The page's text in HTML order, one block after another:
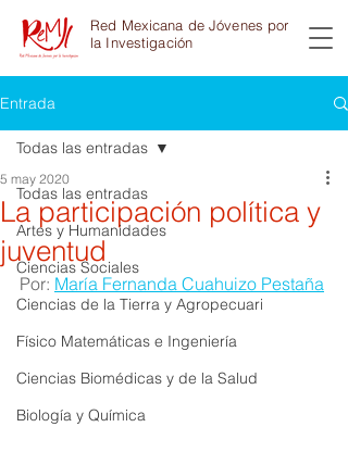
Red Mexicana de Jóvenes por
la Investigación
Entrada
Todas las entradas
Artes y Humanidades
Ciencias Sociales
Ciencias de la Tierra y Agropecuari
Físico Matemáticas e Ingeniería
Ciencias Biomédicas y de la Salud
Biología y Química
Todas las entradas
La participación política y
juventud
5 may 2020
Por: María Fernanda Cuahuizo Pestaña